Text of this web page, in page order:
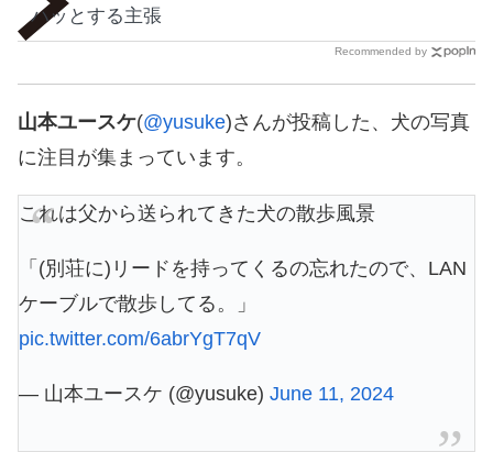
ハッとする主張
Recommended by
山本ユースケ(@yusuke)さんが投稿した、犬の写真
に注目が集まっています。
これは父から送られてきた犬の散歩風景
「(別荘に)リードを持ってくるの忘れたので、LAN
ケーブルで散歩してる。」
pic.twitter.com/6abrYgT7qV
— 山本ユースケ (@yusuke) June 11, 2024